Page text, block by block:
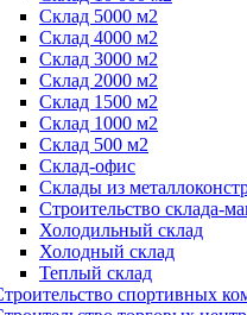
Склад 5000 м2
Склад 4000 м2
Склад 3000 м2
Склад 2000 м2
Склад 1500 м2
Склад 1000 м2
Склад 500 м2
Склад-офис
Склады из
Строительство склада-
Холодильный склад
Холодный склад
Теплый склад
спортивных